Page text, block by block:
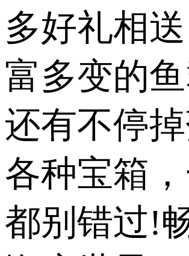
多好礼相
富多变的鱼
还有不停
各种宝箱
都别错过!